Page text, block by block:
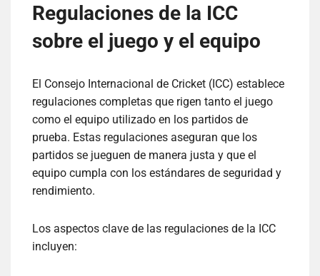
Regulaciones de la ICC
sobre el juego y el equipo
El Consejo Internacional de Cricket (ICC) establece
regulaciones completas que rigen tanto el juego
como el equipo utilizado en los partidos de
prueba. Estas regulaciones aseguran que los
partidos se jueguen de manera justa y que el
equipo cumpla con los estándares de seguridad y
rendimiento.
Los aspectos clave de las regulaciones de la ICC
incluyen: